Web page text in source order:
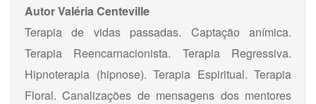
AutorValéria Centeville
Terapia de vidas passadas. Captação anímica.
Terapia Reencarnacionista. Terapia Regressiva.
Hipnoterapia (hipnose). Terapia Espiritual. Terapia
Floral. Canalizações de mensagens dos mentores